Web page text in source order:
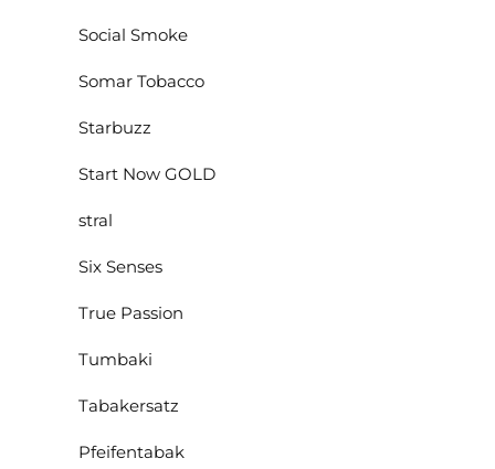
Social Smoke
Somar Tobacco
Starbuzz
Start Now GOLD
stral
Six Senses
True Passion
Tumbaki
Tabakersatz
Pfeifentabak